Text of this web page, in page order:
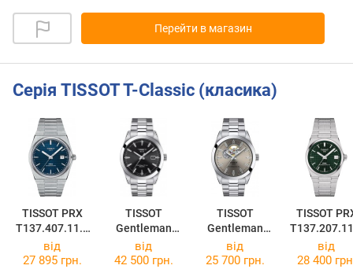
Перейти в магазин
Серія TISSOT T-Classic (класика)
TISSOT PRX
T137.407.11.0
41.00
TISSOT
Gentleman
Powermatic 80
Silicium
TISSOT
Gentleman
Powermatic 80
T127.407.11.0
TISSOT
91.00
від
27 895 грн.
від
42 500 грн.
від
25 700 грн.
від
28 400